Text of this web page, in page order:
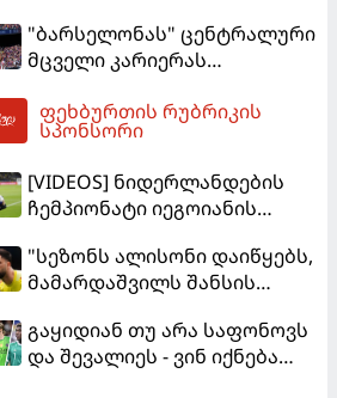
"ბარსელონას" ცენტრალური
მცველი კარიერას
გააგრძელებს
ფეხბურთის რუბრიკის
სპონსორი
[VIDEOS] ნიდერლანდების
ჩემპიონატი იეგოიანის
MVP გახდა
"სეზონს ალისონი დაიწყებს,
მამარდაშვილს შანსის
მოთმინება სჭირდება,
რომელსაც 100%-ით
გაყიდიან თუ არა საფონოვს
და შევალიეს - ვინ იქნება